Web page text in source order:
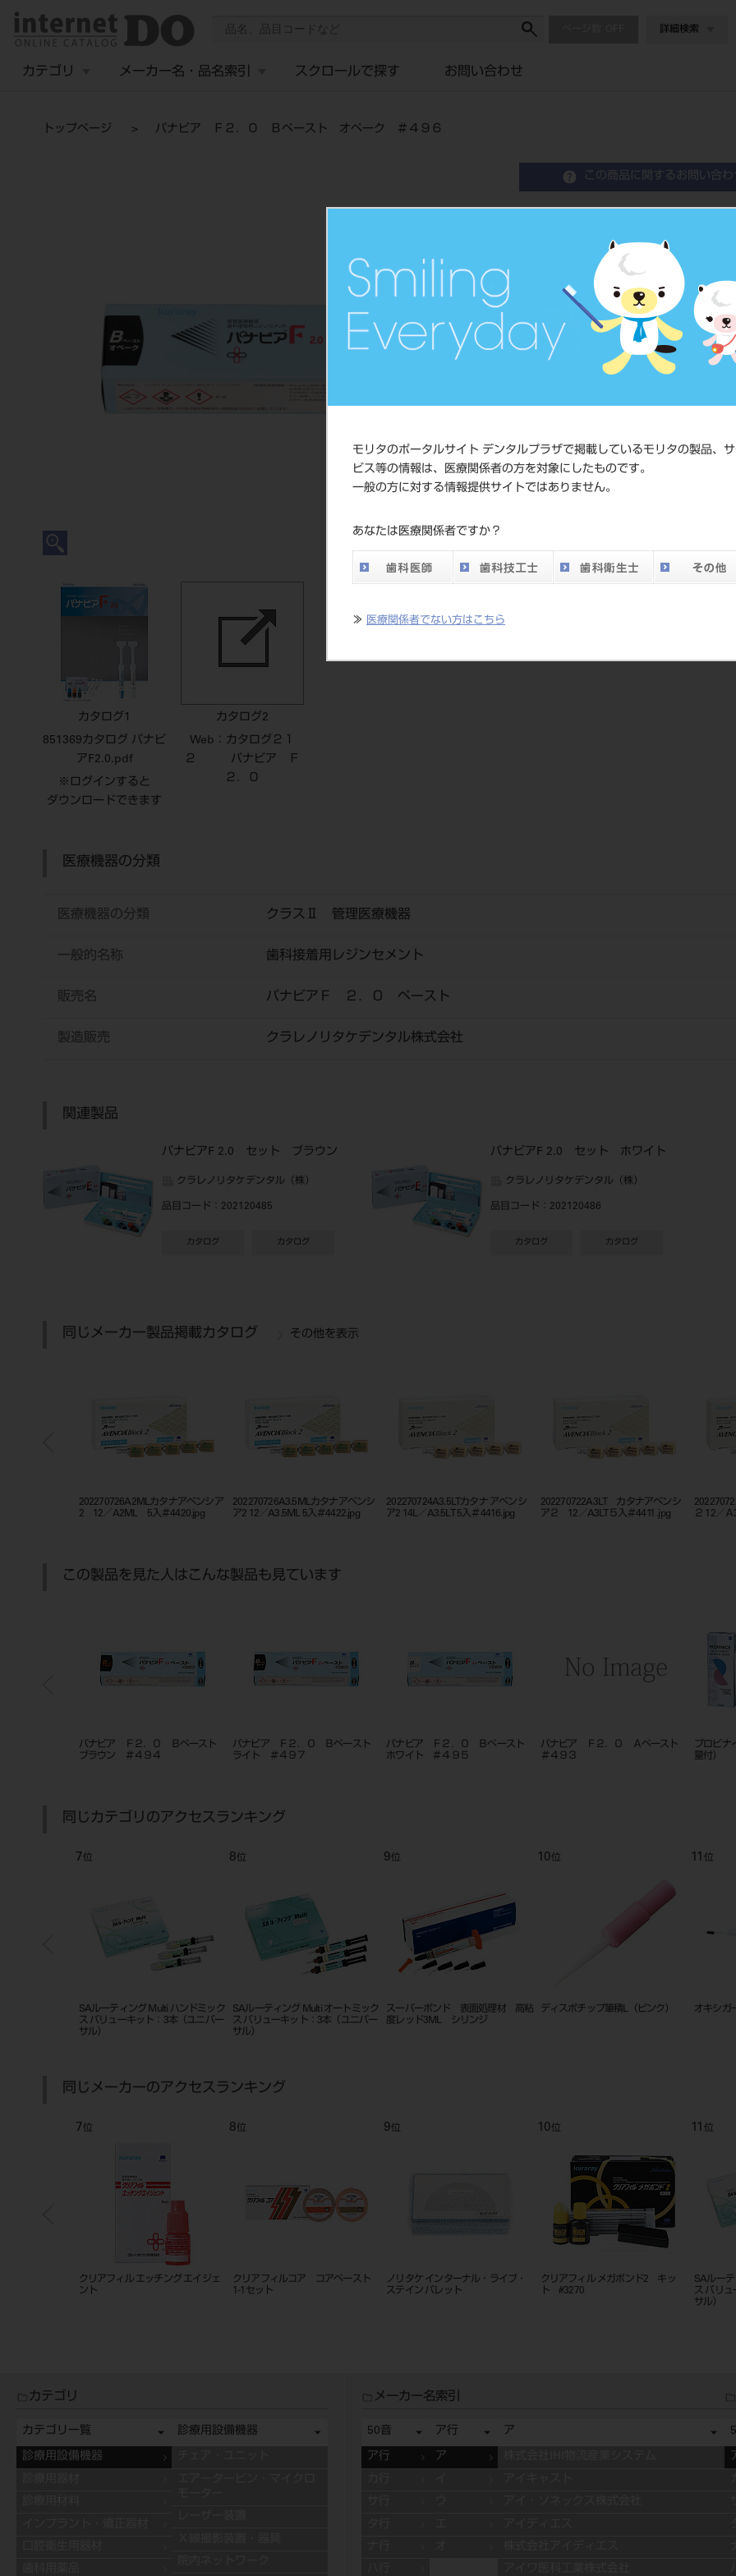
モリタのポータルサイト デンタルプラザで掲載しているモリタの製品、
ビス等の情報は、医療関係者の方を対象にしたものです。
一般の方に対する情報提供サイトではありません。
あなたは医療関係者ですか？
≫ 医療関係者でない方はこちら
詳細検索
カテゴリ メーカー名・品名索引 スクロールで探す お問い合わせ
トップページ パナビア Ｆ２．０ Ｂペースト オペーク ＃４９６
この商品に関するお問い合わ
パナビア Ｆ２．０ Ｂ
品目コード
JAN/EANコード
標準価格
ネット
メーカー クラレ
カタログ1
851369カタログ パナビ
アF2.0.pdf
※ログインすると
ダウンロードできます
カタログ2
Web：カタログ２１
２ パナビア Ｆ
２．０
医療機器の分類
医療機器の分類 クラスⅡ 管理医療機器
一般的名称 歯科接着用レジンセメント
販売名 パナビアＦ ２．０ ペースト
製造販売 クラレノリタケデンタル株式会社
関連製品
パナビアF 2.0 セット ブラウン
クラレノリタケデンタル（株）
品目コード ：202120485
カタログ カタログ
パナビアF 2.0 セット ホワイト
クラレノリタケデンタル（株）
品目コード ：202120486
カタログ カタログ
同じメーカー製品掲載カタログ その他を表示
202270726A2MLカタナアベンシア
2 12／A2ML 5入＃4420.jpg
202270726A3.5MLカタナアベンシ
ア2 12／A3.5ML 5入＃4422.jpg
202270724A3.5LTカタナ アベンシ
ア2 14L／A3.5LT 5入＃4416.jpg
202270722A3LT カタナアベンシ
ア２ 12／A3LT５入＃4411 .jpg
２ 12／
この製品を見た人はこんな製品も見ています
パナビア Ｆ２．０ Ｂペースト
ブラウン ＃４９４
パナビア Ｆ２．０ Ｂペースト
ライト ＃４９７
パナビア Ｆ２．０ Ｂペースト
ホワイト ＃４９５
パナビア Ｆ２．０ Ａペースト
＃４９３
プロビ
量付）
同じカテゴリのアクセスランキング
7 位
SAルーティング Multi ハンドミック
ス バリューキット：3本（ユニバー
サル）
8位
SAルーティング Multi オートミック
ス バリューキット：3本（ユニバー
サル）
9位
スーパーボンド 表面処理材 高粘
度レッド3ML シリンジ
10位
ディスポチップ筆積L（ピンク）
11 位
オキシ
同じメーカーのアクセスランキング
7 位
クリアフィル エッチング エイジェ
ント
8位
クリアフィルコア コアペースト
1-1セット
9位
ノリタケ インターナル・ライブ・
ステイン パレット
10位
クリアフィル メガボンド2 キッ
ト #3270
11 位
SAルー
ス バリュ
サル）
カテゴリ
カテゴリ一覧
診療用設備機器
診療用設備機器
メーカー名索引
50音
ア行
ア行
ア
ア